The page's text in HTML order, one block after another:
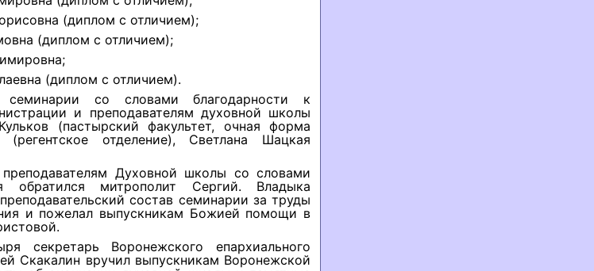
(диплом с отличием);
(диплом с отличием);
(диплом с отличием).
со словами благодарности к
и преподавателям духовной школы
(пастырский факультет, очная форма
отделение), Светлана Шацкая
Духовной школы со словами
обратился митрополит Сергий. Владыка
состав семинарии за труды
и пожелал выпускникам Божией помощи в
секретарь Воронежского епархиального
Скакалин вручил выпускникам Воронежской